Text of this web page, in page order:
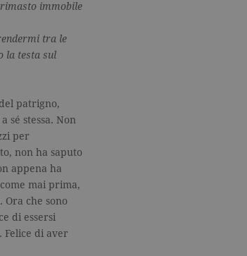
immobile
tra le
la testa sul
patrigno,
sé stessa. Non
per
non ha saputo
appena ha
mai prima,
che sono
di essersi
Felice di aver